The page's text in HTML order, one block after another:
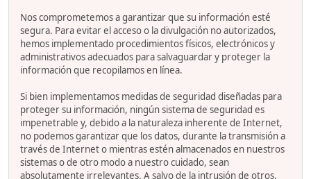
Nos comprometemos a garantizar que su información esté
segura. Para evitar el acceso o la divulgación no autorizados,
hemos implementado procedimientos físicos, electrónicos y
administrativos adecuados para salvaguardar y proteger la
información que recopilamos en línea.
Si bien implementamos medidas de seguridad diseñadas para
proteger su información, ningún sistema de seguridad es
impenetrable y, debido a la naturaleza inherente de Internet,
no podemos garantizar que los datos, durante la transmisión a
través de Internet o mientras estén almacenados en nuestros
sistemas o de otro modo a nuestro cuidado, sean
absolutamente irrelevantes. A salvo de la intrusión de otros.